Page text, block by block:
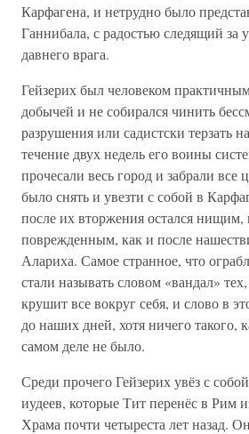
Карфагена, и нетрудно было
Ганнибала, с радостью следящий за
давнего врага.
Гейзерих был человеком
добычей и не собирался чинить
разрушения или садистски терзать
течение двух недель его воины
прочесали весь город и забрали
было снять и увезти с собой в
после их вторжения остался нищим,
поврежденным, как и после
Алариха. Самое странное, что
стали называть словом «вандал»
крушит все вокруг себя, и слово в
до наших дней, хотя ничего такого,
самом деле не было.
Среди прочего Гейзерих увёз с
иудеев, которые Тит перенёс в Рим
Храма почти четыреста лет назад.